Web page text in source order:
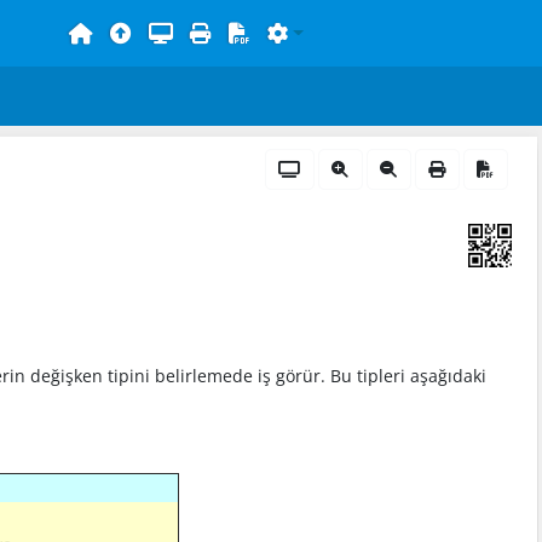
değişken tipini belirlemede iş görür. Bu tipleri aşağıdaki